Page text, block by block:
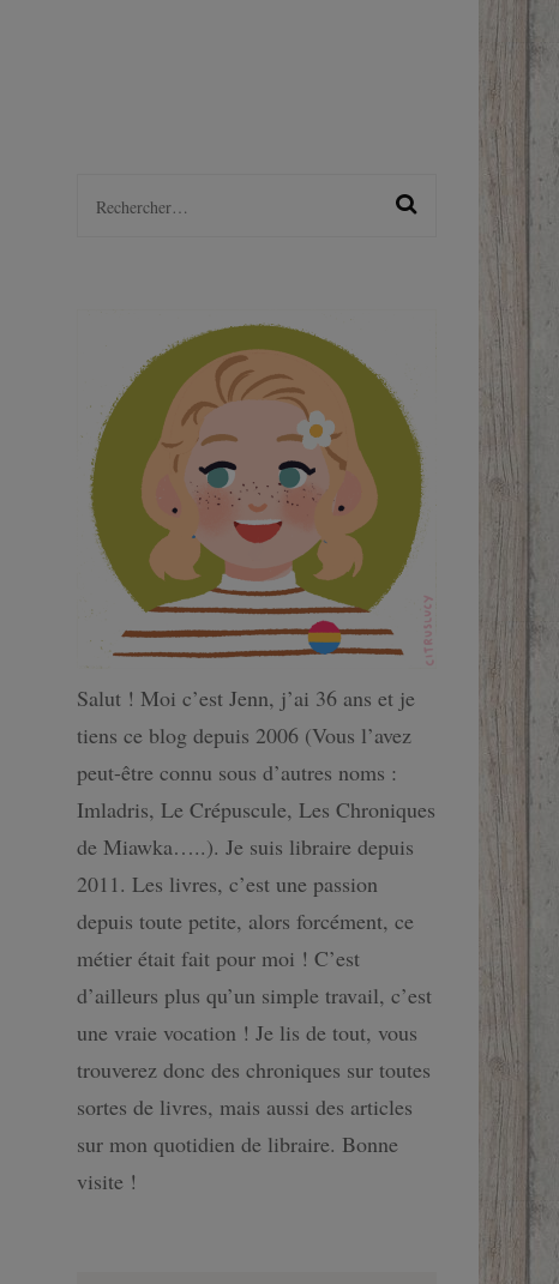
Rechercher :
Salut ! Moi c’est Jenn, j’ai 36 ans et je
tiens ce blog depuis 2006 (Vous l’avez
peut-être connu sous d’autres noms :
Imladris, Le Crépuscule, Les Chroniques
de Miawka…..). Je suis libraire depuis
2011. Les livres, c’est une passion
depuis toute petite, alors forcément, ce
métier était fait pour moi ! C’est
d’ailleurs plus qu’un simple travail, c’est
une vraie vocation ! Je lis de tout, vous
trouverez donc des chroniques sur toutes
sortes de livres, mais aussi des articles
sur mon quotidien de libraire. Bonne
visite !